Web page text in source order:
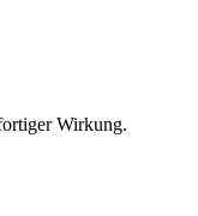
Wirkung.